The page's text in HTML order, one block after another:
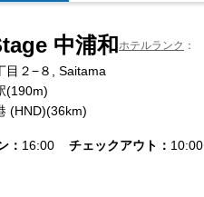
中浦和 ホテルランク
目２−８, Saitama
(190m)
(HND)(36km)
16:00 チェックアウト 10:00